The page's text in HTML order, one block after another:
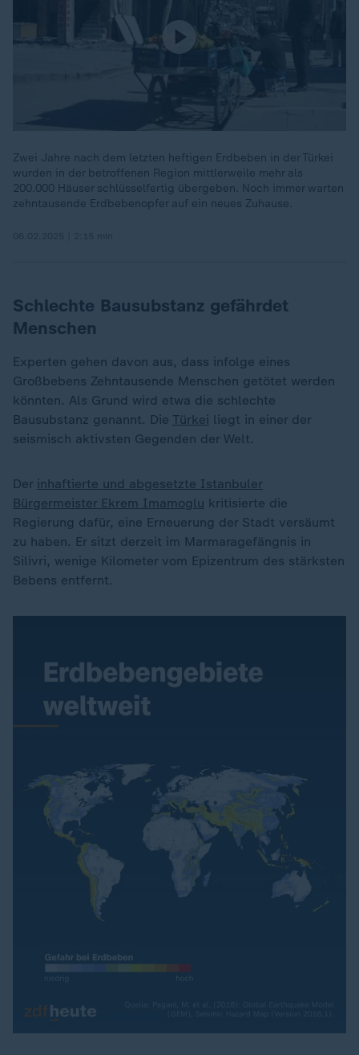
Zwei Jahre nach dem letzten heftigen Erdbeben in der Türkei
wurden in der betroffenen Region mittlerweile mehr als
200.000 Häuser schlüsselfertig übergeben. Noch immer warten
zehntausende Erdbebenopfer auf ein neues Zuhause.
Schlechte Bausubstanz gefährdet
Menschen
Experten gehen davon aus, dass infolge eines
Großbebens Zehntausende Menschen getötet werden
könnten. Als Grund wird etwa die schlechte
Bausubstanz genannt. Die Türkei liegt in einer der
seismisch aktivsten Gegenden der Welt.
Der inhaftierte und abgesetzte Istanbuler
Bürgermeister Ekrem Imamoglu kritisierte die
Regierung dafür, eine Erneuerung der Stadt versäumt
zu haben. Er sitzt derzeit im Marmaragefängnis in
Silivri, wenige Kilometer vom Epizentrum des stärksten
Bebens entfernt.